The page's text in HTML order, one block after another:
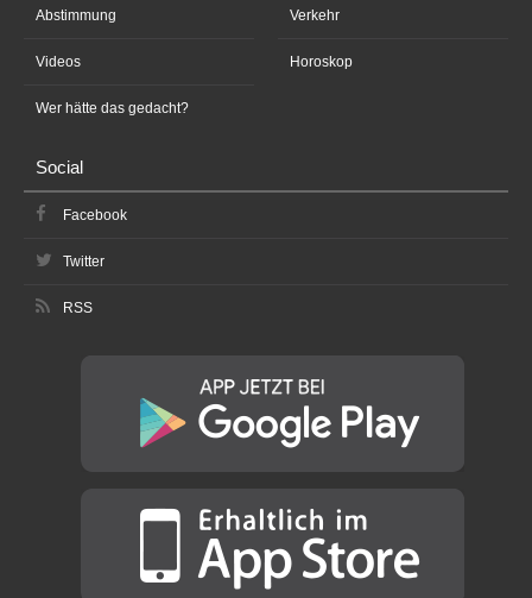
Abstimmung
Videos
Wer hätte das gedacht?
Verkehr
Horoskop
Social
Facebook
Twitter
RSS